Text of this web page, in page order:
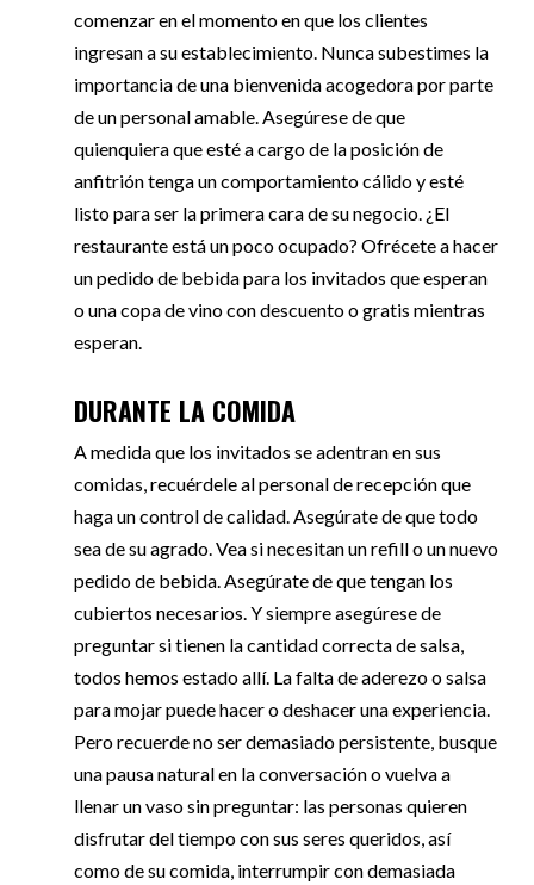
comenzar en el momento en que los clientes
ingresan a su establecimiento. Nunca subestimes la
importancia de una bienvenida acogedora por parte
de un personal amable. Asegúrese de que
quienquiera que esté a cargo de la posición de
anfitrión tenga un comportamiento cálido y esté
listo para ser la primera cara de su negocio. ¿El
restaurante está un poco ocupado? Ofrécete a hacer
un pedido de bebida para los invitados que esperan
o una copa de vino con descuento o gratis mientras
esperan.
DURANTE LA COMIDA
A medida que los invitados se adentran en sus
comidas, recuérdele al personal de recepción que
haga un control de calidad. Asegúrate de que todo
sea de su agrado. Vea si necesitan un refill o un nuevo
pedido de bebida. Asegúrate de que tengan los
cubiertos necesarios. Y siempre asegúrese de
preguntar si tienen la cantidad correcta de salsa,
todos hemos estado allí. La falta de aderezo o salsa
para mojar puede hacer o deshacer una experiencia.
Pero recuerde no ser demasiado persistente, busque
una pausa natural en la conversación o vuelva a
llenar un vaso sin preguntar: las personas quieren
disfrutar del tiempo con sus seres queridos, así
como de su comida, interrumpir con demasiada